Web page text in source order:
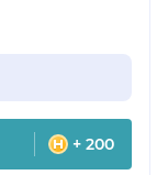
+ 200